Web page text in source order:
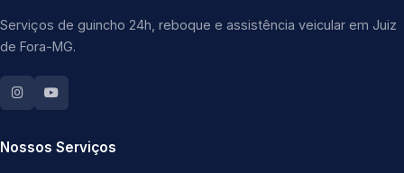
Serviços de guincho 24h, reboque e assistência veicular em Juiz
de Fora-MG.
Nossos Serviços